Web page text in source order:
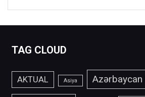
TAG CLOUD
AKTUAL Asiya Azərbaycan